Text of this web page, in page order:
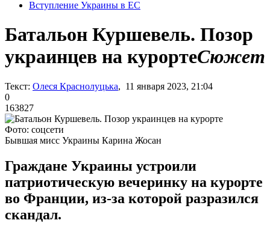
Вступление Украины в ЕС
Батальон Куршевель. Позор
украинцев на курортеСюжет
Текст: Олеся Краснолуцька, 11 января 2023, 21:04
0
163827
Фото: соцсети
Бывшая мисс Украины Карина Жосан
Граждане Украины устроили
патриотическую вечеринку на курорте
во Франции, из-за которой разразился
скандал.